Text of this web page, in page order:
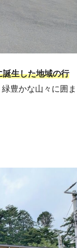
誕生した地域の行
豊かな山々に囲ま